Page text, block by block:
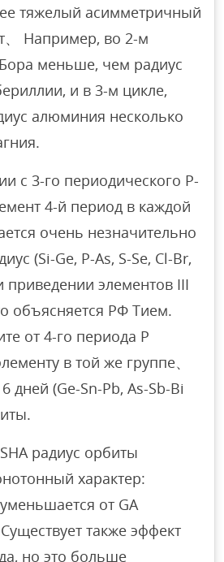
тяжелый асимметричный
、 Например, во 2-м
меньше, чем радиус
и в 3-м цикле,
алюминия несколько
с 3-го периодического Р-
4-й период в каждой
очень незначительно
(Si-Ge, P-As, S-Se, Cl-Br,
приведении элементов III
объясняется РФ Тием.
от 4-го периода P
в той же группе、
дней (Ge-Sn-Pb, As-Sb-Bi
радиус орбиты
характер:
от GA
также эффект
но это больше